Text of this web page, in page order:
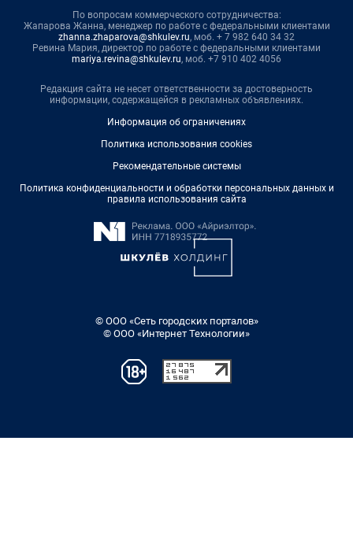
По вопросам коммерческого сотрудничества:
Жапарова Жанна, менеджер по работе с федеральными клиентами
zhanna.zhaparova@shkulev.ru, моб. + 7 982 640 34 32
Ревина Мария, директор по работе с федеральными клиентами
mariya.revina@shkulev.ru, моб. +7 910 402 4056
Редакция сайта не несет ответственности за достоверность
информации, содержащейся в рекламных объявлениях.
Информация об ограничениях
Политика использования cookies
Рекомендательные системы
Политика конфиденциальности и обработки персональных данных и
правила использования сайта
© ООО «Сеть городских порталов»
© ООО «Интернет Технологии»